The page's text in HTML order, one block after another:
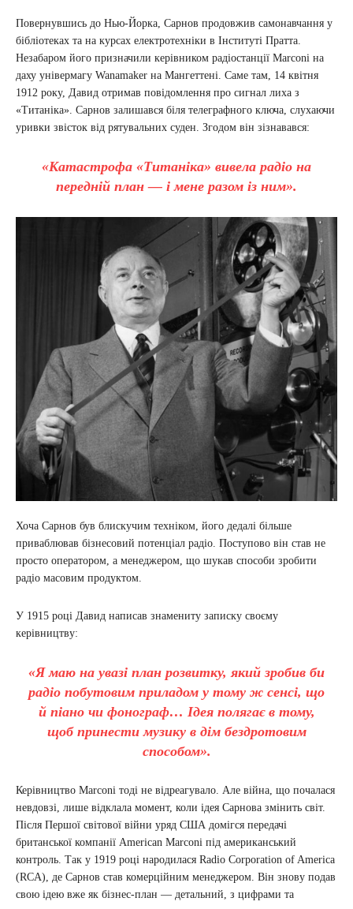
Повернувшись до Нью-Йорка, Сарнов продовжив самонавчання у
бібліотеках та на курсах електротехніки в Інституті Пратта.
Незабаром його призначили керівником радіостанції Marconi на
даху універмагу Wanamaker на Мангеттені. Саме там, 14 квітня
1912 року, Давид отримав повідомлення про сигнал лиха з
«Титаніка». Сарнов залишався біля телеграфного ключа, слухаючи
уривки звісток від рятувальних суден. Згодом він зізнавався:
«Катастрофа «Титаніка» вивела радіо на
передній план — і мене разом із ним».
Хоча Сарнов був блискучим техніком, його дедалі більше
приваблював бізнесовий потенціал радіо. Поступово він став не
просто оператором, а менеджером, що шукав способи зробити
радіо масовим продуктом.
У 1915 році Давид написав знамениту записку своєму
керівництву:
«Я маю на увазі план розвитку, який зробив би
радіо побутовим приладом у тому ж сенсі, що
й піано чи фонограф… Ідея полягає в тому,
щоб принести музику в дім бездротовим
способом».
Керівництво Marconi тоді не відреагувало. Але війна, що почалася
невдовзі, лише відклала момент, коли ідея Сарнова змінить світ.
Після Першої світової війни уряд США домігся передачі
британської компанії American Marconi під американський
контроль. Так у 1919 році народилася Radio Corporation of America
(RCA), де Сарнов став комерційним менеджером. Він знову подав
свою ідею вже як бізнес-план — детальний, з цифрами та